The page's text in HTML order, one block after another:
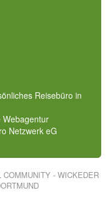
Reisebüro in
Netzwerk eG
- WICKEDER